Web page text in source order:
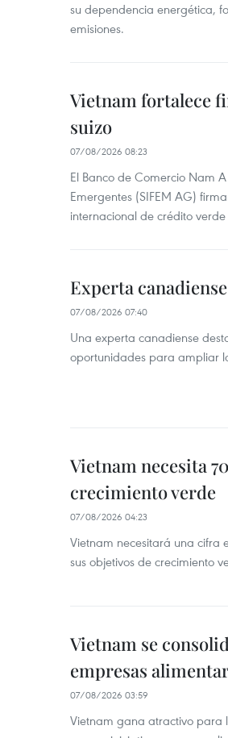
su dependencia energética,
emisiones.
Vietnam fortalece
suizo
07/08/2026 08:23
El Banco de Comercio Nam
Emergentes (SIFEM AG)
internacional de crédito
Experta
07/08/2026 07:40
Una experta canadiense
oportunidades para ampliar
Vietnam necesita
crecimiento verde
07/08/2026 04:23
Vietnam necesitará una cifra
sus objetivos de crecimiento
Vietnam se
empresas
07/08/2026 03:59
Vietnam gana atractivo para